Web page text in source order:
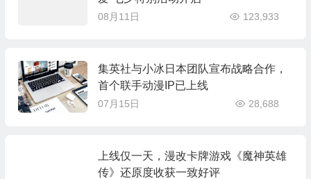
08月11日 123,933
集英社与小冰日本团队宣布战略合作，
首个联手动漫IP已上线
07月15日 28,688
上线仅一天，漫改卡牌游戏《魔神英雄
传》还原度收获一致好评